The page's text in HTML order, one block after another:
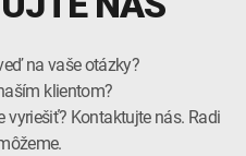
na vaše otázky?
klientom?
vyriešiť? Kontaktujte nás. Radi